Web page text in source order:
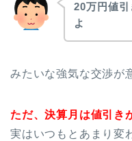
20万円値
よ
みたいな強気な交渉が
ただ、決算月は値引き
実はいつもとあまり変